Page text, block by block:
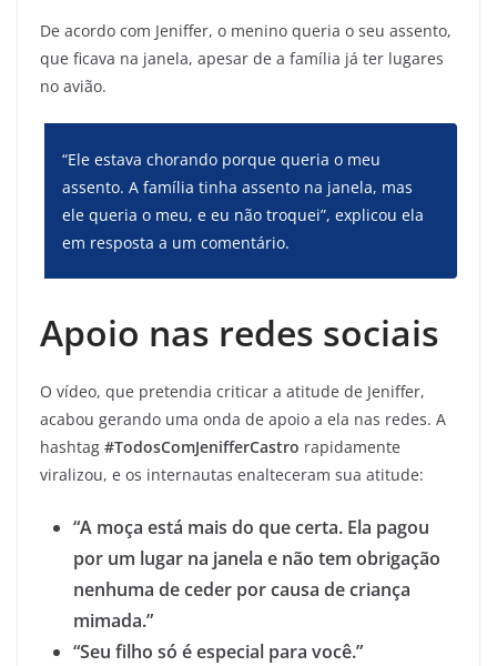
De acordo com Jeniffer, o menino queria o seu assento,
que ficava na janela, apesar de a família já ter lugares
no avião.
“Ele estava chorando porque queria o meu
assento. A família tinha assento na janela, mas
ele queria o meu, e eu não troquei”, explicou ela
em resposta a um comentário.
Apoio nas redes sociais
O vídeo, que pretendia criticar a atitude de Jeniffer,
acabou gerando uma onda de apoio a ela nas redes. A
hashtag #TodosComJenifferCastro rapidamente
viralizou, e os internautas enalteceram sua atitude:
“A moça está mais do que certa. Ela pagou
por um lugar na janela e não tem obrigação
nenhuma de ceder por causa de criança
mimada.”
“Seu filho só é especial para você.”